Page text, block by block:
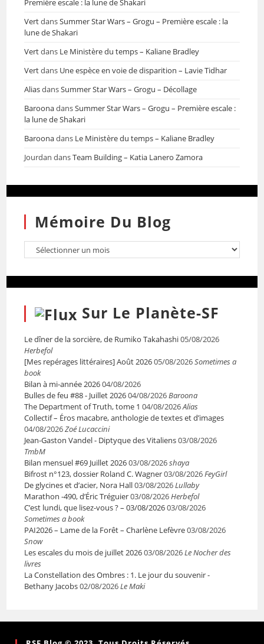
Première escale : la lune de Shakari
VertdansSummer Star Wars – Grogu – Première escale : la
lune de Shakari
Vertdans Le Ministère du temps – Kaliane Bradley
Vertdans Une espèce en voie de disparition – Lavie Tidhar
AliasdansSummer Star Wars – Grogu – Décollage
BaroonadansSummer Star Wars – Grogu – Première escale :
la lune de Shakari
Baroonadans Le Ministère du temps – Kaliane Bradley
Jourdan dansTeam Building – Katia Lanero Zamora
Mémoire Du Blog
Sur Le Planète-SF
Le dîner de la sorcière, de Rumiko Takahashi05/08/2026
Herbefol
[Mes repérages littéraires] Août 202605/08/2026Sometimes a
book
Bilan à mi-année 202604/08/2026
Bulles de feu #88 - Juillet 202604/08/2026Baroona
The Department of Truth, tome 1 04/08/2026Alias
Collectif – Éros macabre, anthologie de textes et d’images
04/08/2026Zoé Lucaccini
Jean-Gaston Vandel - Diptyque des Vitaliens03/08/2026
TmbM
Bilan mensuel #69 Juillet 202603/08/2026shaya
Bifrost n°123, dossier Roland C. Wagner03/08/2026FeyGirl
De glycines et d’acier, Nora Hall03/08/2026Lullaby
Marathon -490, d’Éric Tréguier03/08/2026Herbefol
C’est lundi, que lisez-vous ? – 03/08/202603/08/2026
Sometimes a book
PAI2026 – Lame de la Forêt – Charlène Lefèvre03/08/2026
Snow
Les escales du mois de juillet 202603/08/2026Le Nocher des
livres
La Constellation des Ombres : 1. Le jour du souvenir -
Bethany Jacobs02/08/2026Le Maki